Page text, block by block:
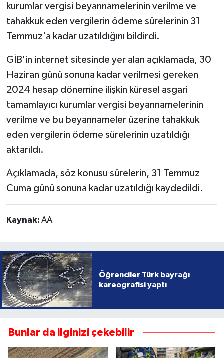
kurumlar vergisi beyannamelerinin verilme ve
tahakkuk eden vergilerin ödeme sürelerinin 31
Temmuz'a kadar uzatıldığını bildirdi.
GİB'in internet sitesinde yer alan açıklamada, 30
Haziran günü sonuna kadar verilmesi gereken
2024 hesap dönemine ilişkin küresel asgari
tamamlayıcı kurumlar vergisi beyannamelerinin
verilme ve bu beyannameler üzerine tahakkuk
eden vergilerin ödeme sürelerinin uzatıldığı
aktarıldı.
Açıklamada, söz konusu sürelerin, 31 Temmuz
Cuma günü sonuna kadar uzatıldığı kaydedildi.
Kaynak: AA
Öğrenciler Türk bayrağı
kareografisi yaptı
Bunlar da ilginizi çekebilir